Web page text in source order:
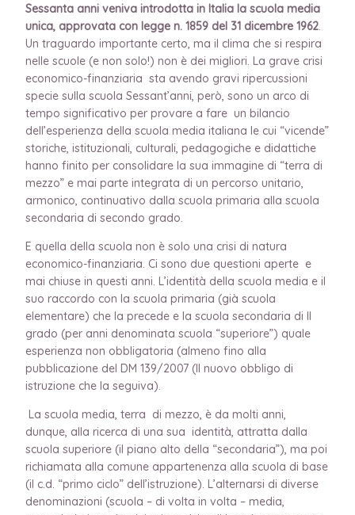
Sessanta anni veniva introdotta in Italia la scuola media
unica, approvata con legge n. 1859 del 31 dicembre 1962.
Un traguardo importante certo, ma il clima che si respira
nelle scuole (e non solo!) non è dei migliori. La grave crisi
economico-finanziaria sta avendo gravi ripercussioni
specie sulla scuola Sessant’anni, però, sono un arco di
tempo significativo per provare a fare un bilancio
dell’esperienza della scuola media italiana le cui “vicende”
storiche, istituzionali, culturali, pedagogiche e didattiche
hanno finito per consolidare la sua immagine di “terra di
mezzo” e mai parte integrata di un percorso unitario,
armonico, continuativo dalla scuola primaria alla scuola
secondaria di secondo grado.
E quella della scuola non è solo una crisi di natura
economico-finanziaria. Ci sono due questioni aperte e
mai chiuse in questi anni. L’identità della scuola media e il
suo raccordo con la scuola primaria (già scuola
elementare) che la precede e la scuola secondaria di II
grado (per anni denominata scuola “superiore”) quale
esperienza non obbligatoria (almeno fino alla
pubblicazione del DM 139/2007 (Il nuovo obbligo di
istruzione che la seguiva).
La scuola media, terra di mezzo, è da molti anni,
dunque, alla ricerca di una sua identità, attratta dalla
scuola superiore (il piano alto della “secondaria”), ma poi
richiamata alla comune appartenenza alla scuola di base
(il c.d. “primo ciclo” dell’istruzione). L’alternarsi di diverse
denominazioni (scuola – di volta in volta – media,